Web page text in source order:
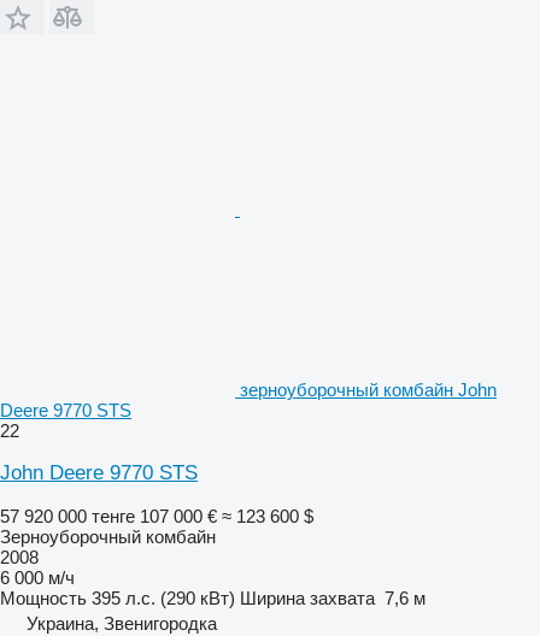
зерноуборочный комбайн John
Deere 9770 STS
22
John Deere 9770 STS
57 920 000 тенге 107 000 € ≈ 123 600 $
Зерноуборочный комбайн
2008
6 000 м/ч
Мощность 395 л.с. (290 кВт) Ширина захвата 7,6 м
Украина, Звенигородка